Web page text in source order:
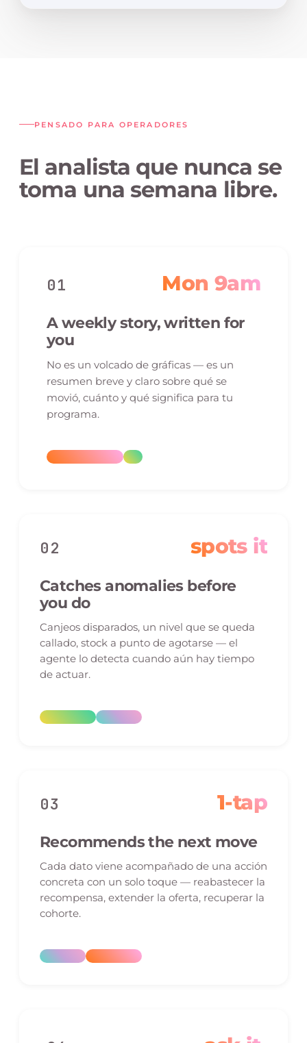
PENSADO PARA OPERADORES
El analista que nunca se
toma una semana libre.
01 Mon 9am
A weekly story, written for
you
No es un volcado de gráficas — es un
resumen breve y claro sobre qué se
movió, cuánto y qué significa para tu
programa.
02 spots it
Catches anomalies before
you do
Canjeos disparados, un nivel que se queda
callado, stock a punto de agotarse — el
agente lo detecta cuando aún hay tiempo
de actuar.
03 1-tap
Recommends the next move
Cada dato viene acompañado de una acción
concreta con un solo toque — reabastecer la
recompensa, extender la oferta, recuperar la
cohorte.